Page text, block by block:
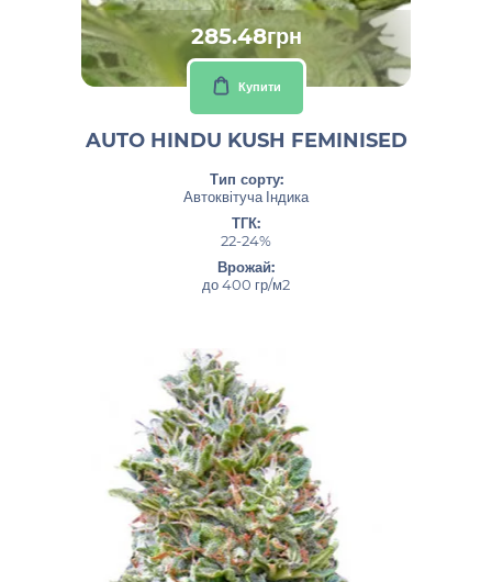
285.48грн
Купити
AUTO HINDU KUSH FEMINISED
Тип сорту:
Автоквітуча Індика
ТГК:
22-24%
Врожай:
до 400 гр/м2